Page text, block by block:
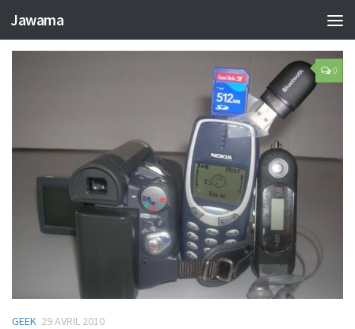
Jawama
TAGGED:
0
GEEK 29 AVRIL 2010